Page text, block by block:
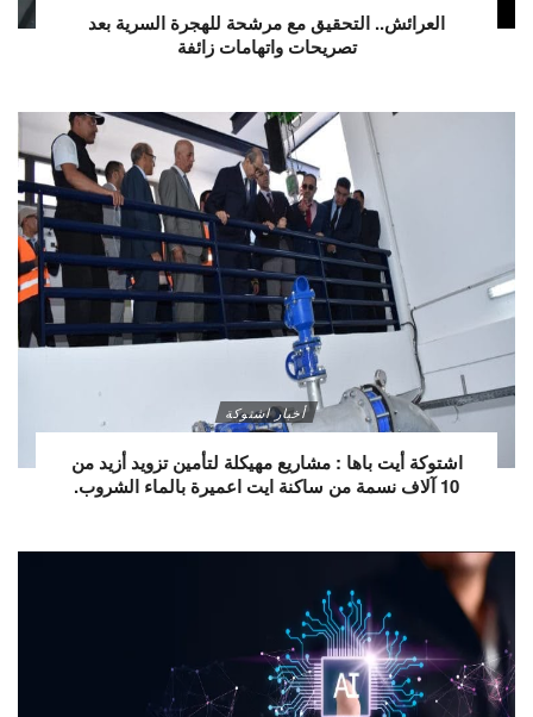
العرائش.. التحقيق مع مرشحة للهجرة السرية بعد
تصريحات واتهامات زائفة
أخبار اشتوكة
اشتوكة أيت باها : مشاريع مهيكلة لتأمين تزويد أزيد من
10 آلاف نسمة من ساكنة ايت اعميرة بالماء الشروب.